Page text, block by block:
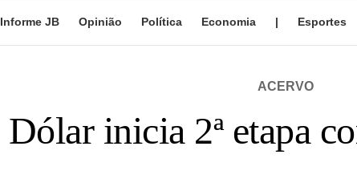
Informe JB Opinião Política Economia | Esportes
ACERVO
Dólar inicia 2ª etapa